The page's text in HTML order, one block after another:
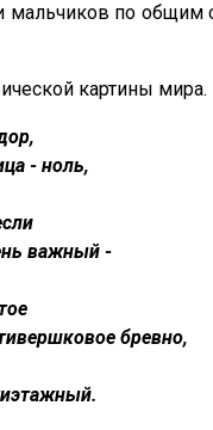
мальчиков по общим
картины мира.
- ноль,
-
бревно,